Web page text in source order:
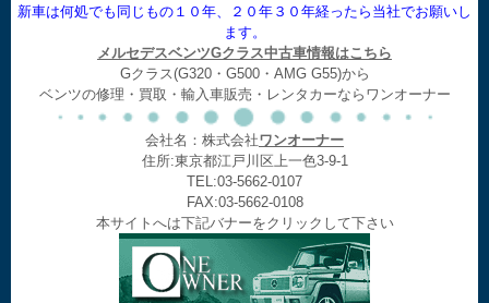
新車は何処でも同じもの１０年、２０年３０年経ったら当社でお願いし
ます。
メルセデスベンツGクラス中古車情報はこちら
Gクラス(G320・G500・AMG G55)から
ベンツの修理・買取・輸入車販売・レンタカーならワンオーナー
会社名：株式会社ワンオーナー
住所:東京都江戸川区上一色3-9-1
TEL:03-5662-0107
FAX:03-5662-0108
本サイトへは下記バナーをクリックして下さい